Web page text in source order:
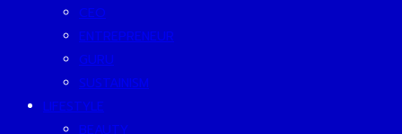
CEO
ENTREPRENEUR
GURU
SUSTAINISM
LIFESTYLE
BEAUTY